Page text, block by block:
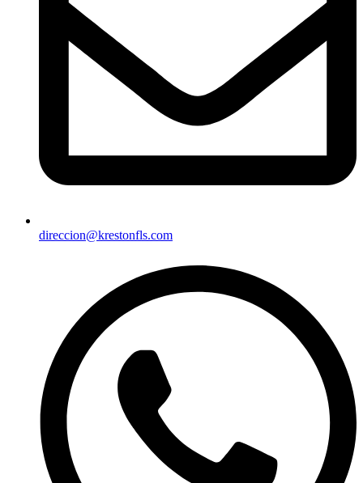
direccion@krestonfls.com